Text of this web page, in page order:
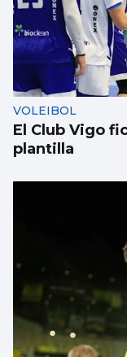
AVALANCHA EN
Marlaska
aviso del CNI”
VOLEIBOL
El Club Vigo
plantilla